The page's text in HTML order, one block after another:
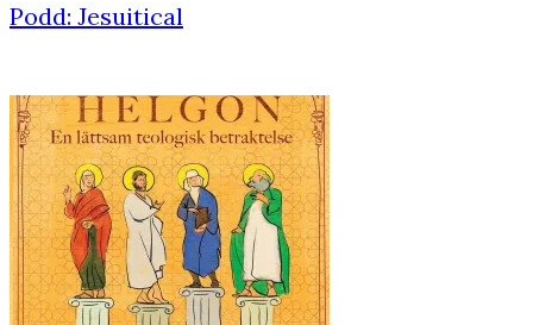
Podd: Jesuitical